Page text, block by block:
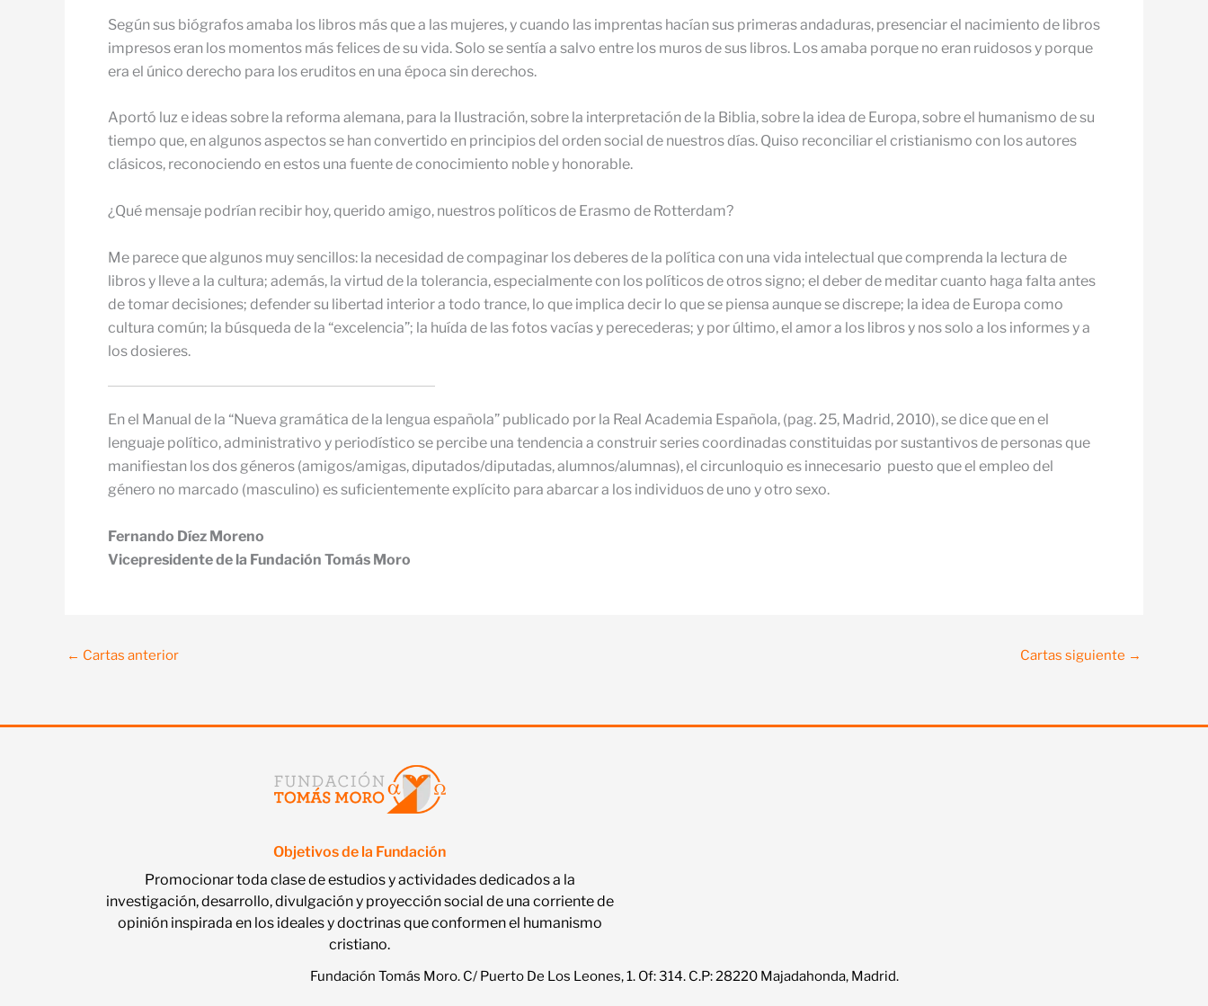
Según sus biógrafos amaba los libros más que a las mujeres, y cuando las imprentas hacían sus primeras andaduras, presenciar el nacimiento de libros
impresos eran los momentos más felices de su vida. Solo se sentía a salvo entre los muros de sus libros. Los amaba porque no eran ruidosos y porque
era el único derecho para los eruditos en una época sin derechos.
Aportó luz e ideas sobre la reforma alemana, para la Ilustración, sobre la interpretación de la Biblia, sobre la idea de Europa, sobre el humanismo de su
tiempo que, en algunos aspectos se han convertido en principios del orden social de nuestros días. Quiso reconciliar el cristianismo con los autores
clásicos, reconociendo en estos una fuente de conocimiento noble y honorable.
¿Qué mensaje podrían recibir hoy, querido amigo, nuestros políticos de Erasmo de Rotterdam?
Me parece que algunos muy sencillos: la necesidad de compaginar los deberes de la política con una vida intelectual que comprenda la lectura de
libros y lleve a la cultura; además, la virtud de la tolerancia, especialmente con los políticos de otros signo; el deber de meditar cuanto haga falta antes
de tomar decisiones; defender su libertad interior a todo trance, lo que implica decir lo que se piensa aunque se discrepe; la idea de Europa como
cultura común; la búsqueda de la “excelencia”; la huída de las fotos vacías y perecederas; y por último, el amor a los libros y nos solo a los informes y a
los dosieres.
En el Manual de la “Nueva gramática de la lengua española” publicado por la Real Academia Española, (pag. 25, Madrid, 2010), se dice que en el
lenguaje político, administrativo y periodístico se percibe una tendencia a construir series coordinadas constituidas por sustantivos de personas que
manifiestan los dos géneros (amigos/amigas, diputados/diputadas, alumnos/alumnas), el circunloquio es innecesario puesto que el empleo del
género no marcado (masculino) es suficientemente explícito para abarcar a los individuos de uno y otro sexo.
Fernando Díez Moreno
Vicepresidente de la Fundación Tomás Moro
← Cartas anterior Cartas siguiente →
Objetivos de la Fundación
Promocionar toda clase de estudios y actividades dedicados a la
investigación, desarrollo, divulgación y proyección social de una corriente de
opinión inspirada en los ideales y doctrinas que conformen el humanismo
cristiano.
Fundación Tomás Moro. C/ Puerto De Los Leones, 1. Of: 314. C.P: 28220 Majadahonda, Madrid.